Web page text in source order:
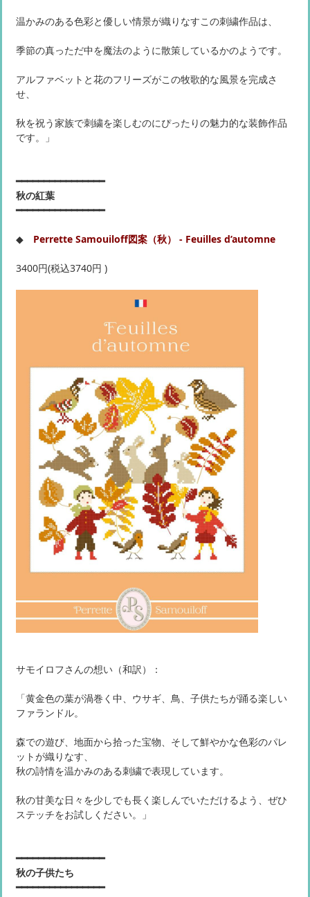
温かみのある色彩と優しい情景が織りなすこの刺繍作品は、
季節の真っただ中を魔法のように散策しているかのようです。
アルファベットと花のフリーズがこの牧歌的な風景を完成さ
せ、
秋を祝う家族で刺繍を楽しむのにぴったりの魅力的な装飾作品
です。」
━━━━━━━━━━━━━━━━
秋の紅葉
━━━━━━━━━━━━━━━━
◆ Perrette Samouiloff図案（秋） - Feuilles d’automne
3400円(税込3740円 )
サモイロフさんの想い（和訳）：
「黄金色の葉が渦巻く中、ウサギ、鳥、子供たちが踊る楽しい
ファランドル。
森での遊び、地面から拾った宝物、そして鮮やかな色彩のパレ
ットが織りなす、
秋の詩情を温かみのある刺繍で表現しています。
秋の甘美な日々を少しでも長く楽しんでいただけるよう、ぜひ
ステッチをお試しください。」
━━━━━━━━━━━━━━━━
秋の子供たち
━━━━━━━━━━━━━━━━